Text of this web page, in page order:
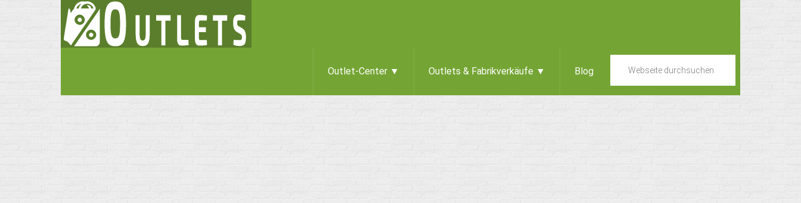
Outlet-Center ▼ Outlets & Fabrikverkäufe ▼ Blog